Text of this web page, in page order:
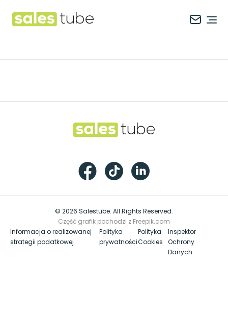
Salestube
Salestube
FacebookTikTok LinkedIn
© 2026 Salestube. All Rights Reserved.
Część grafik pochodzi z Freepik.com
Informacja o realizowanej
strategii podatkowej
Polityka
prywatności
Polityka
Cookies
Inspektor
Ochrony
Danych